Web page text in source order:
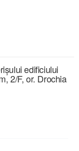
edificiului
2/F, or. Drochia